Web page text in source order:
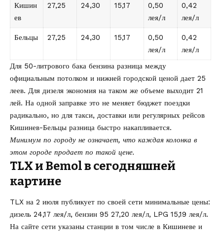
Кишин
ев
27,25 24,30 15,17
0,50
лея/л
0,42
лея/л
Бельцы 27,25 24,30 15,17
0,50
лея/л
0,42
лея/л
Для 50-литрового бака бензина разница между
официальным потолком и нижней городской ценой дает 25
леев. Для дизеля экономия на таком же объеме выходит 21
лей. На одной заправке это не меняет бюджет поездки
радикально, но для такси, доставки или регулярных рейсов
Кишинев-Бельцы разница быстро накапливается.
Минимум по городу не означает, что каждая колонка в
этом городе продает по такой цене.
TLX и Bemol в сегодняшней
картине
TLX на 2 июля публикует по своей сети минимальные цены:
дизель 24,17 лея/л, бензин 95 27,20 лея/л, LPG 15,19 лея/л.
На сайте сети указаны станции в том числе в Кишиневе и